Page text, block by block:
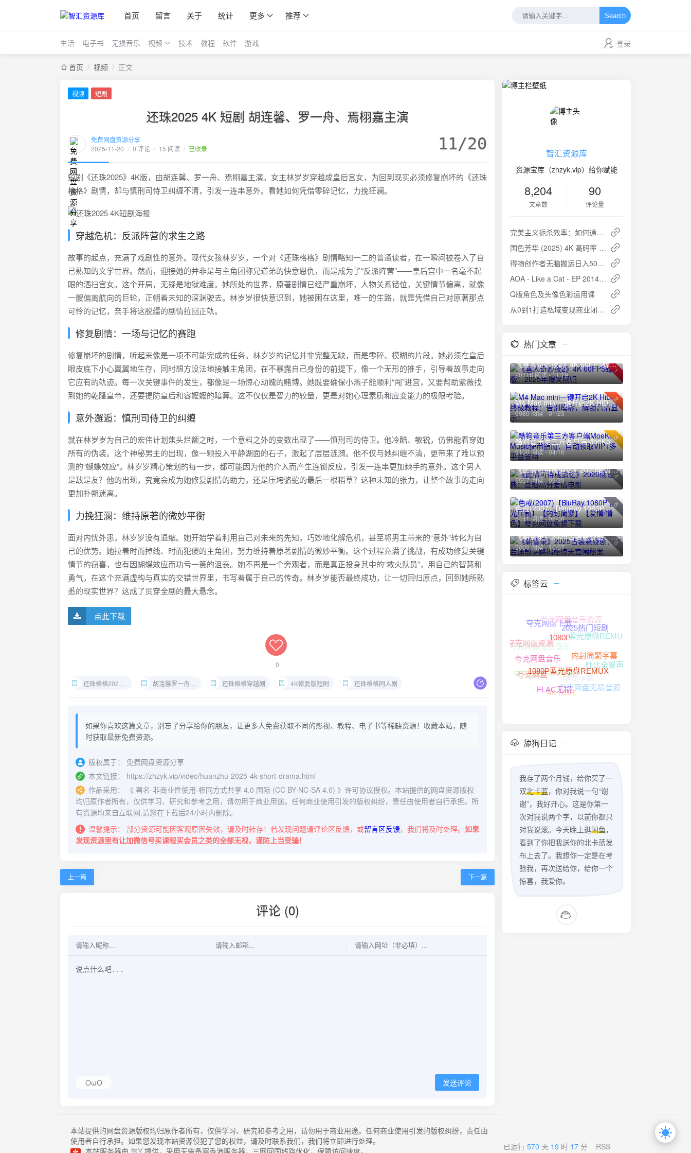
首页 留言 关于 统计 更多 推荐 Search
生活 电子书 无损音乐 视频 技术 教程 软件 游戏 登录
首页 / 视频 / 正文
视频 短剧
还珠2025 4K 短剧 胡连馨、罗一舟、焉栩嘉主演
免费网盘资源分享
2025-11-20 / 0 评论 / 15 阅读 / 已收录 11/20
短剧《还珠2025》4K版，由胡连馨、罗一舟、焉栩嘉主演。女主林岁岁穿越成皇后宫女，为回到现实必须修复崩坏的《还珠
格格》剧情，却与慎刑司侍卫纠缠不清，引发一连串意外。看她如何凭借零碎记忆，力挽狂澜。
穿越危机：反派阵营的求生之路
故事的起点，充满了戏剧性的意外。现代女孩林岁岁，一个对《还珠格格》剧情略知一二的普通读者，在一瞬间被卷入了自
己熟知的文学世界。然而，迎接她的并非是与主角团称兄道弟的快意恩仇，而是成为了“反派阵营”——皇后宫中一名毫不起
眼的洒扫宫女。这个开局，无疑是地狱难度。她所处的世界，原著剧情已经严重崩坏，人物关系错位，关键情节偏离，就像
一艘偏离航向的巨轮，正朝着未知的深渊驶去。林岁岁很快意识到，她被困在这里，唯一的生路，就是凭借自己对原著那点
可怜的记忆，亲手将这脱缰的剧情拉回正轨。
修复剧情：一场与记忆的赛跑
修复崩坏的剧情，听起来像是一项不可能完成的任务。林岁岁的记忆并非完整无缺，而是零碎、模糊的片段。她必须在皇后
眼皮底下小心翼翼地生存，同时想方设法地接触主角团，在不暴露自己身份的前提下，像一个无形的推手，引导着故事走向
它应有的轨迹。每一次关键事件的发生，都像是一场惊心动魄的赌博。她既要确保小燕子能顺利“闯”进宫，又要帮助紫薇找
到她的乾隆皇帝，还要提防皇后和容嬷嬷的暗算。这不仅仅是智力的较量，更是对她心理素质和应变能力的极限考验。
意外邂逅：慎刑司侍卫的纠缠
就在林岁岁为自己的宏伟计划焦头烂额之时，一个意料之外的变数出现了——慎刑司的侍卫。他冷酷、敏锐，仿佛能看穿她
所有的伪装。这个神秘男主的出现，像一颗投入平静湖面的石子，激起了层层涟漪。他不仅与她纠缠不清，更带来了难以预
测的“蝴蝶效应”。林岁岁精心策划的每一步，都可能因为他的介入而产生连锁反应，引发一连串更加棘手的意外。这个男人
是敌是友？他的出现，究竟会成为她修复剧情的助力，还是压垮骆驼的最后一根稻草？这种未知的张力，让整个故事的走向
更加扑朔迷离。
力挽狂澜：维持原著的微妙平衡
面对内忧外患，林岁岁没有退缩。她开始学着利用自己对未来的先知，巧妙地化解危机，甚至将男主带来的“意外”转化为自
己的优势。她拉着时而掉线、时而犯傻的主角团，努力维持着原著剧情的微妙平衡。这个过程充满了挑战，有成功修复关键
情节的窃喜，也有因蝴蝶效应而功亏一篑的沮丧。她不再是一个旁观者，而是真正投身其中的“救火队员”，用自己的智慧和
勇气，在这个充满虚构与真实的交错世界里，书写着属于自己的传奇。林岁岁能否最终成功，让一切回归原点，回到她所熟
悉的现实世界？这成了贯穿全剧的最大悬念。
点此下载
0
还珠格格2025版 胡连馨罗一舟短剧 还珠格格穿越剧 4K修复版短剧 还珠格格同人剧
如果你喜欢这篇文章，别忘了分享给你的朋友，让更多人免费获取不同的影视、教程、电子书等稀缺资源！收藏本站，随
时获取最新免费资源。
版权属于：
免费网盘资源分享
本文链接：
https://zhzyk.vip/video/huanzhu-2025-4k-short-drama.html
作品采用：
《 署名-非商业性使用-相同方式共享 4.0 国际 (CC BY-NC-SA 4.0) 》许可协议授权。本站提供的网盘资源版权
均归原作者所有，仅供学习、研究和参考之用，请勿用于商业用途。任何商业使用引发的版权纠纷，责任由使用者自行承担。所
有资源均来自互联网,请您在下载后24小时内删除。
温馨提示：
部分资源可能因客观原因失效，请及时转存！若发现问题请评论区反馈，或留言区反馈，我们将及时处理。 如果
发现资源里有让加微信号买课程买会员之类的全部无视，谨防上当受骗！
上一篇 下一篇
评论 (0)
OωO 发送评论
智汇资源库
资源宝库（zhzyk.vip）给你赋能
8,204
文章数
90
评论量
完美主义扼杀效率：如何通过时效主义提升工作成果
国色芳华 (2025) 4K 高码率 S01完结 32集全：女性逆袭与家国情怀的盛唐传奇
得物创作者无脑搬运日入500+：小白也能轻松上手
AOA - Like a Cat - EP 2014 -ALAC
Q版角色及头像色彩运用课
从0到1打造私域变现商业闭环：构建终身流量资产的实战指南
热门文章
1
《喜人奇妙夜2》4K 60FPS臻彩版：2025年爆笑回归
20118 阅读 - 11/19
2
M4 Mac mini一键开启2K HiDPI终极教程：告别模糊，解锁高清显示！
6980 阅读 - 01/23
3
酷狗音乐第三方客户端MoeKoe Music使用指南：自动领取VIP+多平台支持
6109 阅读 - 04/16
4
《此情可待成追忆》2020俄语经典：豆瓣高分爱情电影
5557 阅读 - 09/20
5
色戒(2007)【BluRay.1080P 蓝光压制】【内封简繁】【爱情/情色】夸克网盘免费下载
5441 阅读 - 06/06
6
《朝雪录》2025古装悬疑剧：李兰迪敖瑞鹏揭秘惊天宫闱秘案
5000 阅读 - 10/07
标签云
夸克网盘无损音乐
夸克网盘资源
夸克网盘下载
夸克网盘音乐资源
1080P高清资源
1080P高清
夸克网盘HIFI资源
夸克网盘
夸克网盘音乐
1080P
2025热门短剧
蓝光原盘REMUX
无损音乐下载
中文字幕
4K HDR
FLAC无损
1080P蓝光原盘REMUX
内封简繁字幕
杜比全景声
夸克网盘无损音源
舔狗日记
我存了两个月钱，给你买了一
双北卡蓝，你对我说一句“谢
谢”，我好开心。这是你第一
次对我说两个字，以前你都只
对我说滚。今天晚上逛闲鱼，
看到了你把我送你的北卡蓝发
布上去了。我想你一定是在考
验我，再次送给你，给你一个
惊喜，我爱你。
本站提供的网盘资源版权均归原作者所有，仅供学习、研究和参考之用，请勿用于商业用途。任何商业使用引发的版权纠纷，责任由
使用者自行承担。如果您发现本站资源侵犯了您的权益，请及时联系我们，我们将立即进行处理。
本站服务器由 悠Y 提供，采用无需备案香港服务器，三网回国线路优化，保障访问速度。 已运行570 天 19 时 17 分
RSS